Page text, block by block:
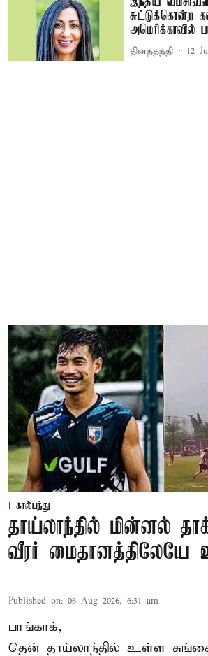
சுட்டுக்கொன்ற
அமெரிக்காவில்
தினத்தந்தி 12
கால்பந்து
தாய்லாந்தில் மின்னல்
வீரர் மைதானத்திலேயே
Published on: 06 Aug 2026, 6:31 am
பாங்காக்,
தென் தாய்லாந்தில் உள்ள